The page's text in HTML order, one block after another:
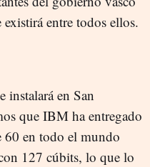
entre todos ellos.
instalará en San
que IBM ha entregado
60 en todo el mundo
127 cúbits, lo que lo